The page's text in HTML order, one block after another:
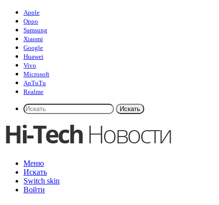
Apple
Oppo
Samsung
Xiaomi
Google
Huawei
Vivo
Microsoft
AnTuTu
Realme
Искать
Меню
Искать
Switch skin
Войти